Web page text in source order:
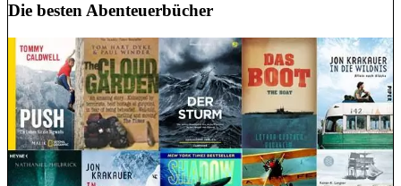
Die besten Abenteuerbücher